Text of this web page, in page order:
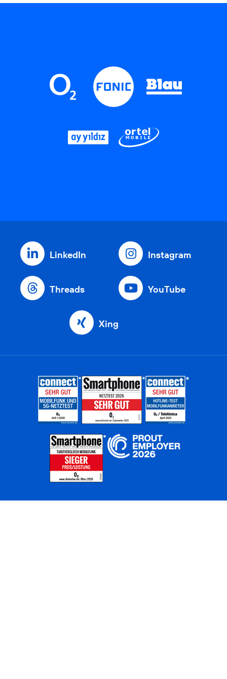
LinkedIn Instagram
Threads YouTube
Xing